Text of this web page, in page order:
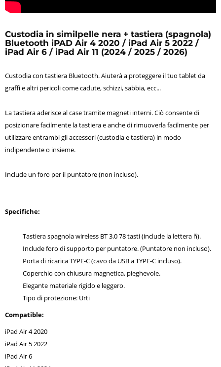
Custodia in similpelle nera + tastiera (spagnola)
Bluetooth iPAD Air 4 2020 / iPad Air 5 2022 /
iPad Air 6 / iPad Air 11 (2024 / 2025 / 2026)
Custodia con tastiera Bluetooth. Aiuterà a proteggere il tuo tablet da
graffi e altri pericoli come cadute, schizzi, sabbia, ecc...
La tastiera aderisce al case tramite magneti interni. Ciò consente di
posizionare facilmente la tastiera e anche di rimuoverla facilmente per
utilizzare entrambi gli accessori (custodia e tastiera) in modo
indipendente o insieme.
Include un foro per il puntatore (non incluso).
Specifiche:
Tastiera spagnola wireless BT 3.0 78 tasti (include la lettera ñ).
Include foro di supporto per puntatore. (Puntatore non incluso).
Porta di ricarica TYPE-C (cavo da USB a TYPE-C incluso).
Coperchio con chiusura magnetica, pieghevole.
Elegante materiale rigido e leggero.
Tipo di protezione: Urti
Compatible:
iPad Air 4 2020
iPad Air 5 2022
iPad Air 6